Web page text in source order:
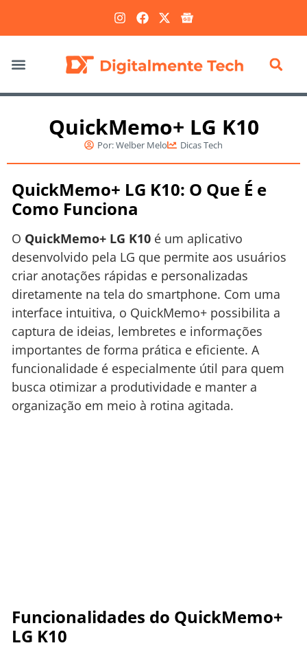
QuickMemo+ LG K10
Por:Welber Melo Dicas Tech
QuickMemo+ LG K10: O Que É e
Como Funciona
O QuickMemo+ LG K10 é um aplicativo
desenvolvido pela LG que permite aos usuários
criar anotações rápidas e personalizadas
diretamente na tela do smartphone. Com uma
interface intuitiva, o QuickMemo+ possibilita a
captura de ideias, lembretes e informações
importantes de forma prática e eficiente. A
funcionalidade é especialmente útil para quem
busca otimizar a produtividade e manter a
organização em meio à rotina agitada.
Funcionalidades do QuickMemo+
LG K10